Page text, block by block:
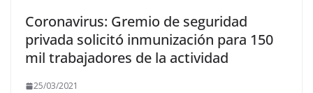
Coronavirus: Gremio de seguridad
privada solicitó inmunización para 150
mil trabajadores de la actividad
25/03/2021